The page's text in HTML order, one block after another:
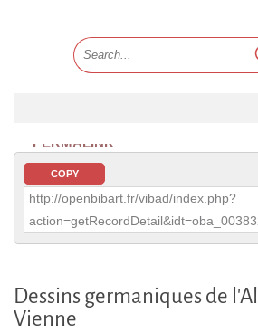
PERMALINK
COPY
http://openbibart.fr/vibad/index.php?
Dessins germaniques de
Vienne